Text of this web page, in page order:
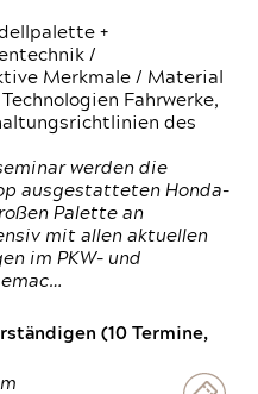
+
/
Merkmale / Material
Fahrwerke,
des
werden die
ausgestatteten Honda-
Palette an
mit allen aktuellen
im PKW- und
(10 Termine,